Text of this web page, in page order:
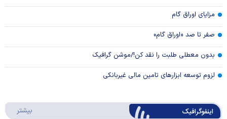
مزایای اوراق گام
صفر تا صد «اوراق گام»
بدون معطلی طلبت را نقد کن!/موشن گرافیک
لزوم توسعه ابزارهای تامین مالی غیربانکی
اینفوگرافیک بیشتر